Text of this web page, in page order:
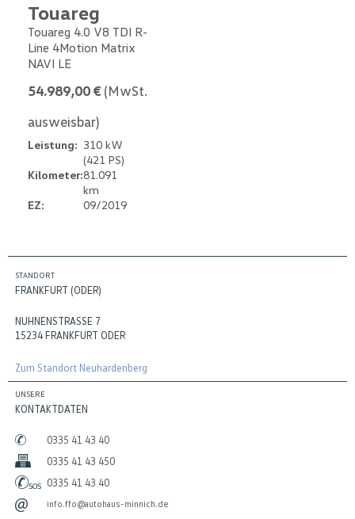
Touareg
Touareg 4.0 V8 TDI R-
Line 4Motion Matrix
NAVI LE
54.989,00 € (MwSt.
ausweisbar)
Leistung: 310 kW
(421 PS)
Kilometer:81.091
km
EZ:
09/2019
STANDORT
FRANKFURT (ODER)
NUHNENSTRASSE 7
15234 FRANKFURT ODER
Zum Standort Neuhardenberg
UNSERE
KONTAKTDATEN
0335 41 43 40
0335 41 43 450
0335 41 43 40
info.ffo@autohaus-minnich.de